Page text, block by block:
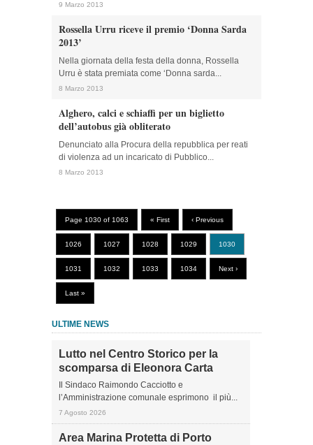
9 Marzo 2013
Rossella Urru riceve il premio ‘Donna Sarda
2013’
Nella giornata della festa della donna, Rossella
Urru è stata premiata come ‘Donna sarda...
8 Marzo 2013
Alghero, calci e schiaffi per un biglietto
dell’autobus già obliterato
Denunciato alla Procura della repubblica per reati
di violenza ad un incaricato di Pubblico...
8 Marzo 2013
Page 1030 of 1063 « First ‹ Previous
1026 1027 1028 1029 1030
1031 1032 1033 1034 Next ›
Last »
ULTIME NEWS
Lutto nel Centro Storico per la
scomparsa di Eleonora Carta
Il Sindaco Raimondo Cacciotto e
l’Amministrazione comunale esprimono il più...
7 Agosto 2026
Area Marina Protetta di Porto